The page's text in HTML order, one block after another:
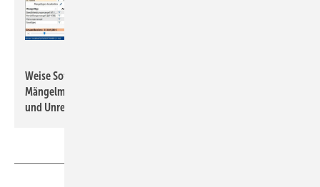
Weise Software: Das für Bautagebuch 2025 optionale Modul
Mängelmanagement erfasst, verwaltet und verortet Mängel
und Unregelmäßigkeiten.